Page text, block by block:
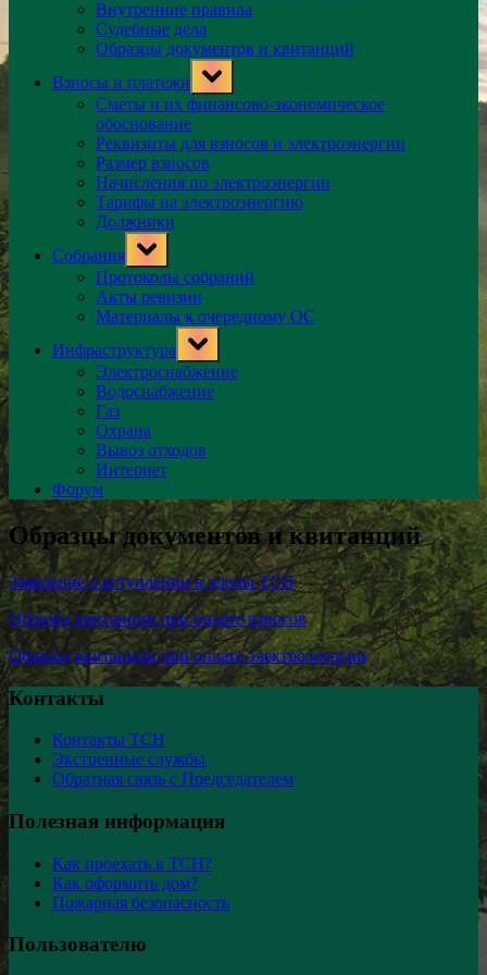
Внутренние правила
Судебные дела
Образцы документов и квитанций
Взносы и платежи
Toggle
sub-
menu
Сметы и их финансово-экономическое
обоснование
Реквизиты для взносов и электроэнергии
Размер взносов
Начисления по электроэнергии
Тарифы на электроэнергию
Должники
Собрания
Toggle
sub-
menu
Протоколы собраний
Акты ревизии
Материалы к очередному ОС
Инфраструктура
Toggle
sub-
menu
Электроснабжение
Водоснабжение
Газ
Охрана
Вывоз отходов
Интернет
Форум
Образцы документов и квитанций
Заявление о вступлении в члены ТСН
Образец квитанции при оплате взносов
Образец квитанции при оплате электроэнергии
Контакты
Контакты ТСН
Экстренные службы
Обратная связь с Председателем
Полезная информация
Как проехать в ТСН?
Как оформить дом?
Пожарная безопасность
Пользователю